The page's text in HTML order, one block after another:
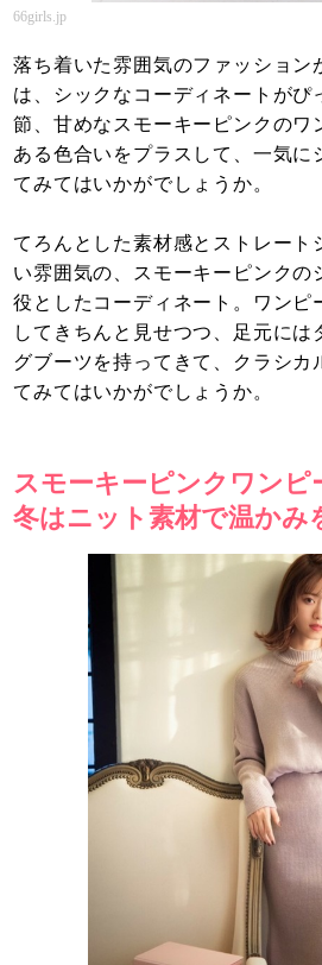
66girls.jp
落ち着いた雰囲気のファッション
は、シックなコーディネートがぴ
節、甘めなスモーキーピンクのワ
ある色合いをプラスして、一気に
てみてはいかがでしょうか。
てろんとした素材感とストレート
い雰囲気の、スモーキーピンクの
役としたコーディネート。ワンピ
してきちんと見せつつ、足元には
グブーツを持ってきて、クラシカ
てみてはいかがでしょうか。
スモーキーピンクワンピ
冬はニット素材で温かみ